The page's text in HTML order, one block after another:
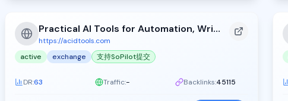
Practical AI Tools for Automation, Writing, and Design - Acid Tools (2026)
https://acidtools.com
active
exchange 支持SoPilot提交
DR:63 Traffic:- Backlinks:45115